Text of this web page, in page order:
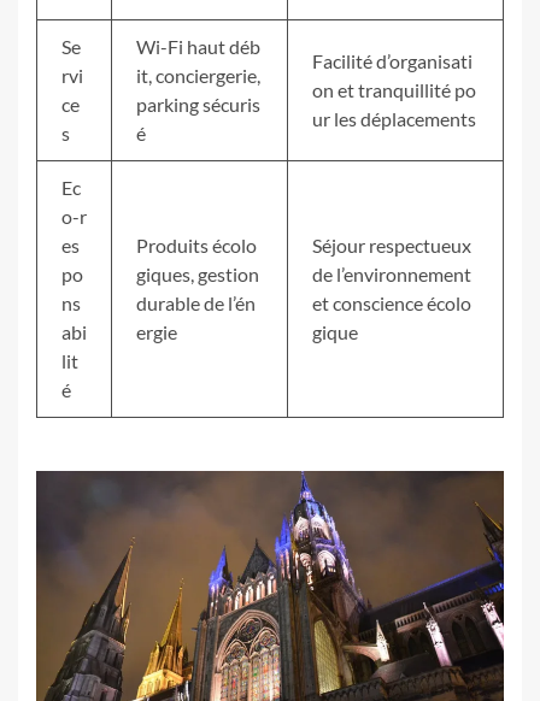
Se
rvi
ce
s
Wi-Fi haut déb
it, conciergerie,
parking sécuris
é
Facilité d’organisati
on et tranquillité po
ur les déplacements
Ec
o-r
es
po
ns
abi
lit
é
Produits écolo
giques, gestion
durable de l’én
ergie
Séjour respectueux
de l’environnement
et conscience écolo
gique